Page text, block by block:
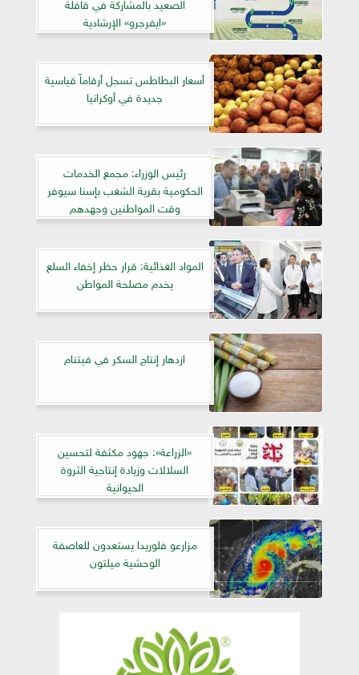
«ايفرجرو» الإرشادية
أسعار البطاطس تسجل أرقاماً قياسية
جديدة في أوكرانيا
رئيس الوزراء: مجمع الخدمات
الحكومية بقرية الشغب بإسنا سيوفر
وقت المواطنين وجهدهم
المواد الغذائية: قرار حظر إخفاء السلع
يخدم مصلحة المواطن
ازدهار إنتاج السكر في فيتنام
«الزراعة»: جهود مكثفة لتحسين
السلالات وزيادة إنتاجية الثروة
الحيوانية
مزارعو فلوريدا يستعدون للعاصفة
الوحشية ميلتون